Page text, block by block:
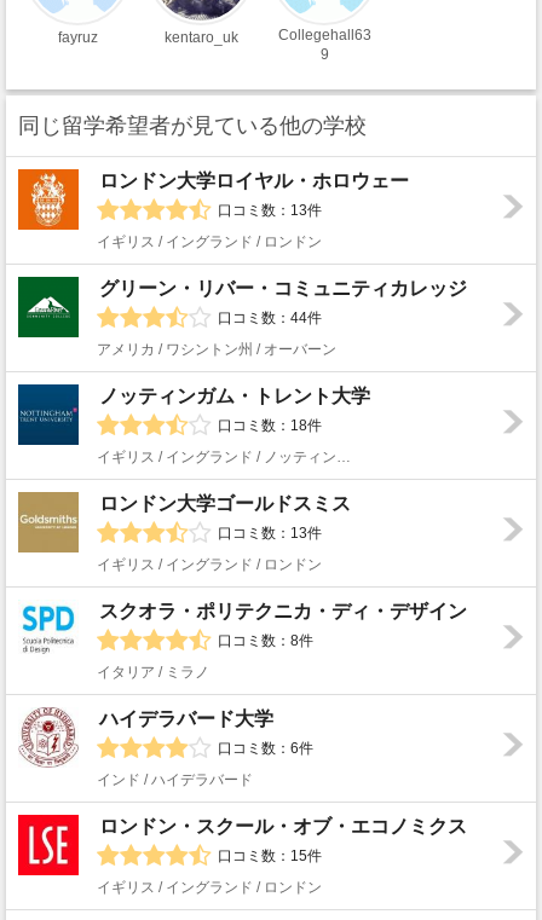
fayruz kentaro_uk
Collegehall63
9
同じ留学希望者が見ている他の学校
ロンドン大学ロイヤル・ホロウェー
口コミ数：13件
イギリス / イングランド / ロンドン
グリーン・リバー・コミュニティカレッジ
口コミ数：44件
アメリカ / ワシントン州 / オーバーン
ノッティンガム・トレント大学
口コミ数：18件
イギリス / イングランド / ノッティンガム
ロンドン大学ゴールドスミス
口コミ数：13件
イギリス / イングランド / ロンドン
スクオラ・ポリテクニカ・ディ・デザイン
口コミ数：8件
イタリア / ミラノ
ハイデラバード大学
口コミ数：6件
インド / ハイデラバード
ロンドン・スクール・オブ・エコノミクス
口コミ数：15件
イギリス / イングランド / ロンドン